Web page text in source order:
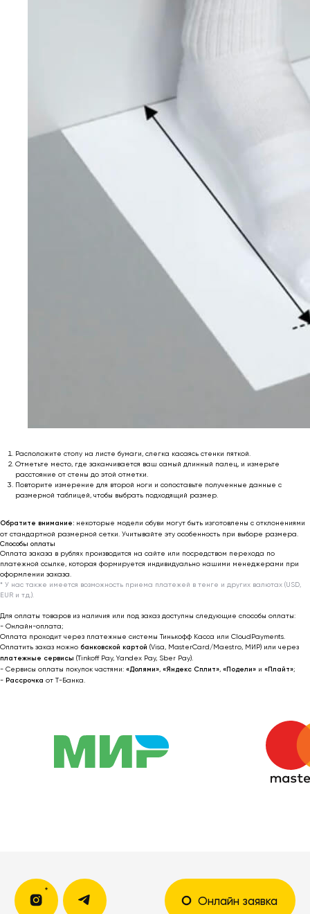
Расположите стопу на листе бумаги, слегка касаясь стенки пяткой.
Отметьте место, где заканчивается ваш самый длинный палец, и измерьте
расстояние от стены до этой отметки.
Повторите измерение для второй ноги и сопоставьте полученные данные с
размерной таблицей, чтобы выбрать подходящий размер.
Обратите внимание: некоторые модели обуви могут быть изготовлены с отклонениями
от стандартной размерной сетки. Учитывайте эту особенность при выборе размера.
Способы оплаты
Оплата заказа в рублях производится на сайте или посредством перехода по
платежной ссылке, которая формируется индивидуально нашими менеджерами при
оформлении заказа.
* У нас также имеется возможность приема платежей в тенге и других валютах (USD,
EUR и т.д.).
Для оплаты товаров из наличия или под заказ доступны следующие способы оплаты:
- Онлайн-оплата;
Оплата проходит через платежные системы Тинькофф Касса или CloudPayments.
Оплатить заказ можно банковской картой (Visa, MasterCard/Maestro, МИР) или через
платежные сервисы (Tinkoff Pay, Yandex Pay, Sber Pay).
- Сервисы оплаты покупок частями: «Долями», «Яндекс Сплит», «Подели» и «Плайт»;
- Рассрочка от T-Банка.
Онлайн заявка
support@outfit-item.ru
2022-2026 © OUTFIT.ITEM
Для покупателей
business@outfit-item.ru
По вопросам сотрудничества
📩 Узнавайте первыми о новинках и акциях
Женщинам
Мужчинам
Я соглашаюсь получать рекламные
Разработка сайта
Обработка
персональных данных